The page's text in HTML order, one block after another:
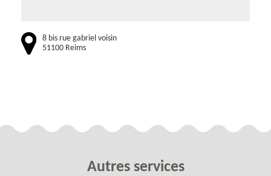
8 bis rue gabriel voisin
51100 Reims
Autres services